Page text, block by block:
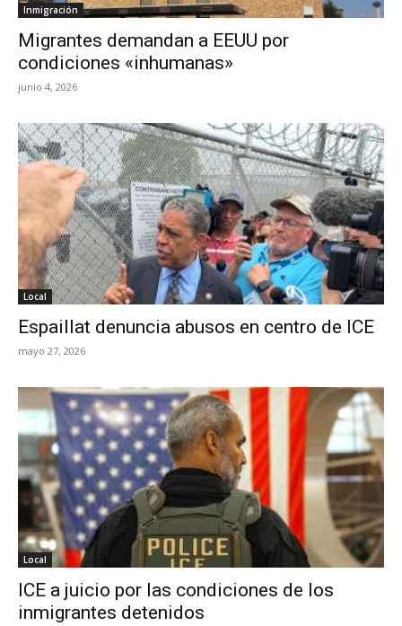
Inmigración
Migrantes demandan a EEUU por
condiciones «inhumanas»
junio 4, 2026
Local
Espaillat denuncia abusos en centro de ICE
mayo 27, 2026
Local
ICE a juicio por las condiciones de los
inmigrantes detenidos